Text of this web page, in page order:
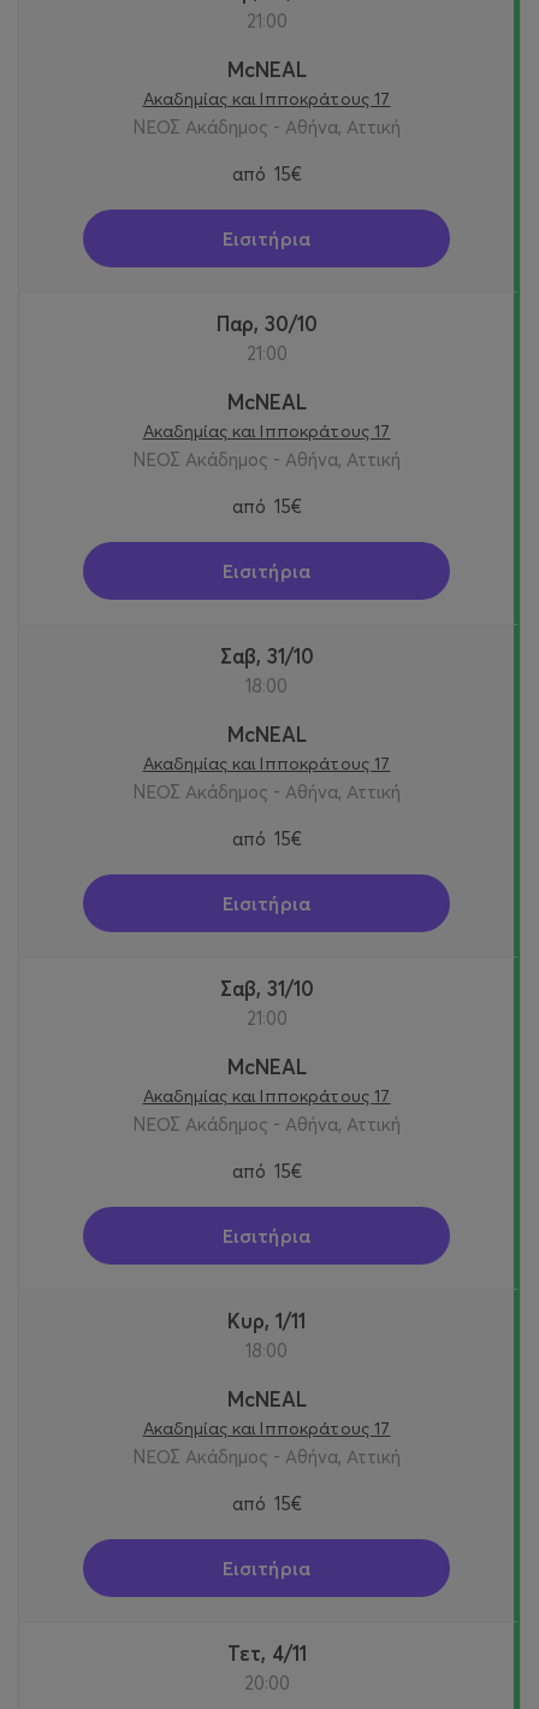
21:00
McNEAL
Ακαδημίας και Ιπποκράτους 17
ΝΕΟΣ Ακάδημος - Αθήνα, Αττική
από 15€
Εισιτήρια
Παρ, 30/10
21:00
McNEAL
Ακαδημίας και Ιπποκράτους 17
ΝΕΟΣ Ακάδημος - Αθήνα, Αττική
από 15€
Εισιτήρια
Σαβ, 31/10
18:00
McNEAL
Ακαδημίας και Ιπποκράτους 17
ΝΕΟΣ Ακάδημος - Αθήνα, Αττική
από 15€
Εισιτήρια
Σαβ, 31/10
21:00
McNEAL
Ακαδημίας και Ιπποκράτους 17
ΝΕΟΣ Ακάδημος - Αθήνα, Αττική
από 15€
Εισιτήρια
Κυρ, 1/11
18:00
McNEAL
Ακαδημίας και Ιπποκράτους 17
ΝΕΟΣ Ακάδημος - Αθήνα, Αττική
από 15€
Εισιτήρια
Τετ, 4/11
20:00